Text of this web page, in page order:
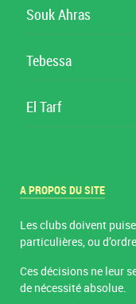
Souk Ahras
Tebessa
El Tarf
A PROPOS DU SITE
Les clubs doivent
particulières, ou
Ces décisions ne leur
de nécessité absolue.